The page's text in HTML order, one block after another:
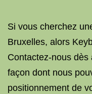
Si vous cherchez
Bruxelles, alors
Contactez-nous dès
façon dont nous
positionnement de